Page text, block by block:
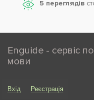
5 переглядів
Enguide - сервіс
мови
Вхід Реєстрація